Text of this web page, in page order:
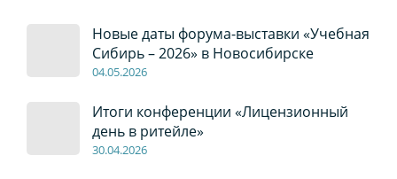
Новые даты форума-выставки «Учебная
Сибирь – 2026» в Новосибирске
04.05.2026
Итоги конференции «Лицензионный
день в ритейле»
30.04.2026